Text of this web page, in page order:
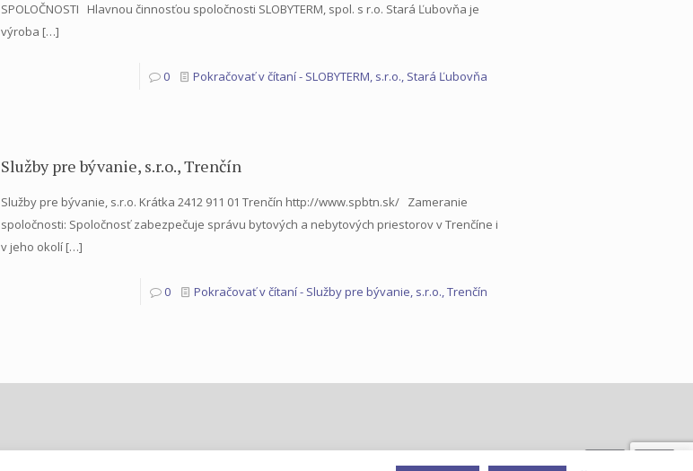
SPOLOČNOSTI Hlavnou činnosťou spoločnosti SLOBYTERM, spol. s r.o. Stará Ľubovňa je
výroba […]
0 Pokračovať v čítaní- SLOBYTERM, s.r.o., Stará Ľubovňa
Služby pre bývanie, s.r.o., Trenčín
Služby pre bývanie, s.r.o. Krátka 2412 911 01 Trenčín http://www.spbtn.sk/ Zameranie
spoločnosti: Spoločnosť zabezpečuje správu bytových a nebytových priestorov v Trenčíne i
v jeho okolí[…]
0 Pokračovať v čítaní- Služby pre bývanie, s.r.o., Trenčín